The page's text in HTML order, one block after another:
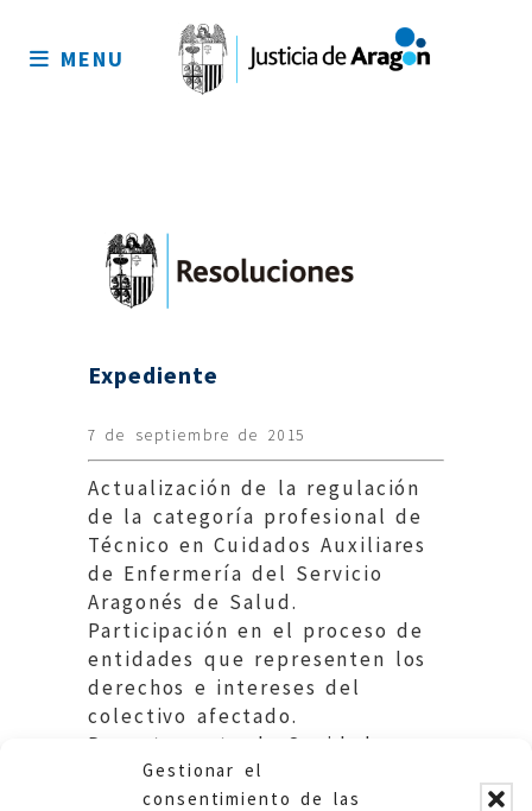
Gestionar el
consentimiento de las
sitio
MENU
Expediente
7 de septiembre de 2015
Actualización de la regulación
de la categoría profesional de
Técnico en Cuidados Auxiliares
de Enfermería del Servicio
Aragonés de Salud.
Participación en el proceso de
entidades que representen los
derechos e intereses del
colectivo afectado.
Departamento de Sanidad.
Gobierno de Aragón.